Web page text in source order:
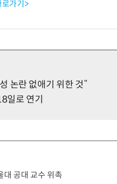
가기>
논란 없애기 위한 것”
일로 연기
대 공대 교수 위촉